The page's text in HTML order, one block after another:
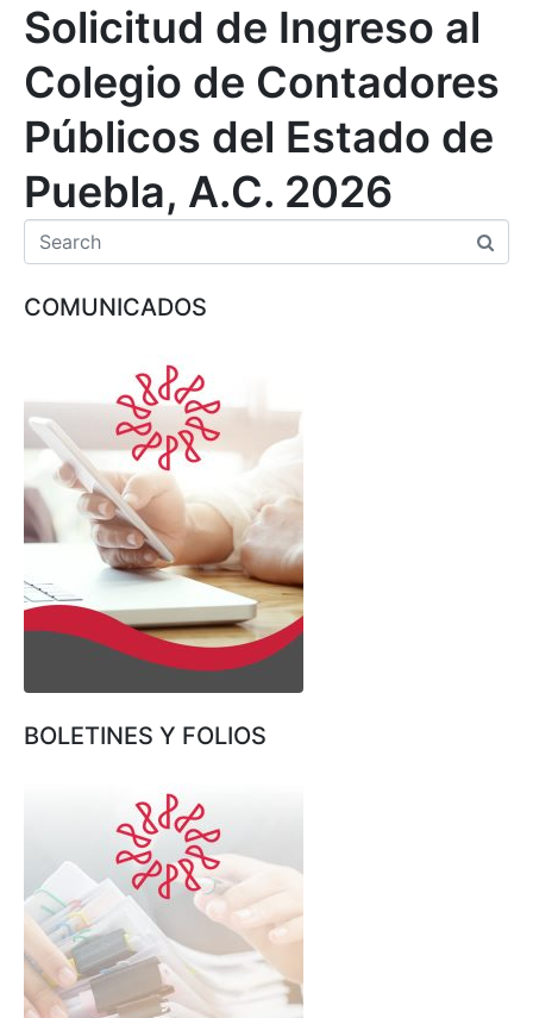
Solicitud de Ingreso al
Colegio de Contadores
Públicos del Estado de
Puebla, A.C. 2026
COMUNICADOS
BOLETINES Y FOLIOS